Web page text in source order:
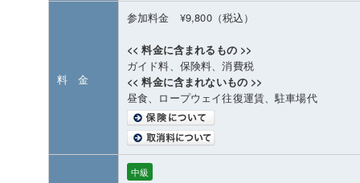
料 金
参加料金 ¥9,800（税込）
<< 料金に含まれるもの >>
ガイド料、保険料、消費税
<< 料金に含まれないもの >>
昼食、ロープウェイ往復運賃、駐車場代
中級